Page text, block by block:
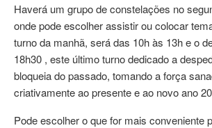
Haverá um grupo de constelações no
onde pode escolher assistir ou colocar
turno da manhã, será das 10h às 13h e o
18h30 , este último turno dedicado a
bloqueia do passado, tomando a força
criativamente ao presente e ao novo ano
Pode escolher o que for mais conveniente